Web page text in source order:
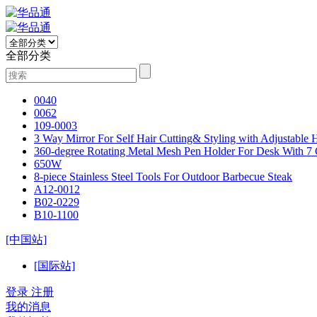
全部分类
0040
0062
109-0003
3 Way Mirror For Self Hair Cutting& Styling with Adjustable
360-degree Rotating Metal Mesh Pen Holder For Desk With 7
650W
8-piece Stainless Steel Tools For Outdoor Barbecue Steak
A12-0012
B02-0229
B10-1100
[中国站]
[国际站]
登录 注册
我的消息